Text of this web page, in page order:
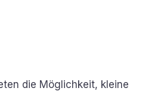
die Möglichkeit, kleine